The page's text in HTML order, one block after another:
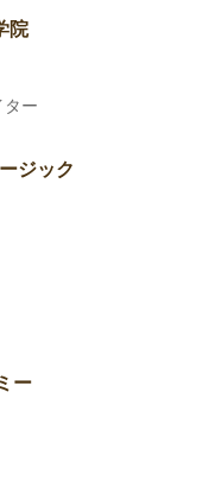
院
ター
ジック
ー